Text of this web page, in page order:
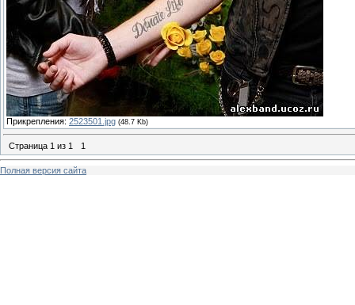
Прикрепления: 2523501.jpg (48.7 Kb)
Страница 1 из 1 1
Полная версия сайта